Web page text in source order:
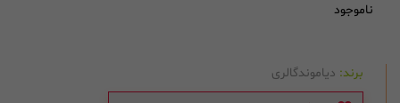
ناموجود
برند: دیاموندگالری